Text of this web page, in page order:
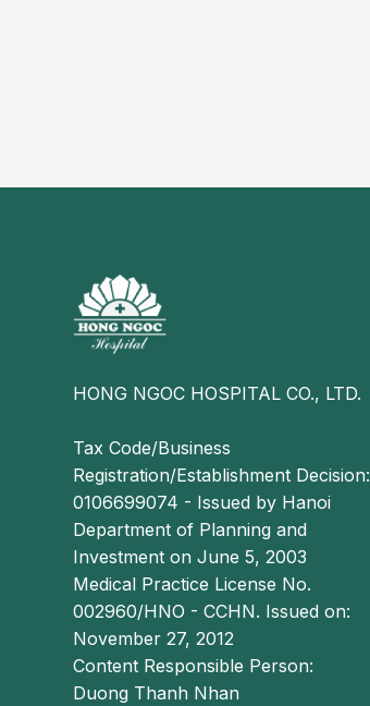
HONG NGOC HOSPITAL CO., LTD.
Tax Code/Business
Registration/Establishment Decision:
0106699074 - Issued by Hanoi
Department of Planning and
Investment on June 5, 2003
Medical Practice License No.
002960/HNO - CCHN. Issued on:
November 27, 2012
Content Responsible Person:
Duong Thanh Nhan